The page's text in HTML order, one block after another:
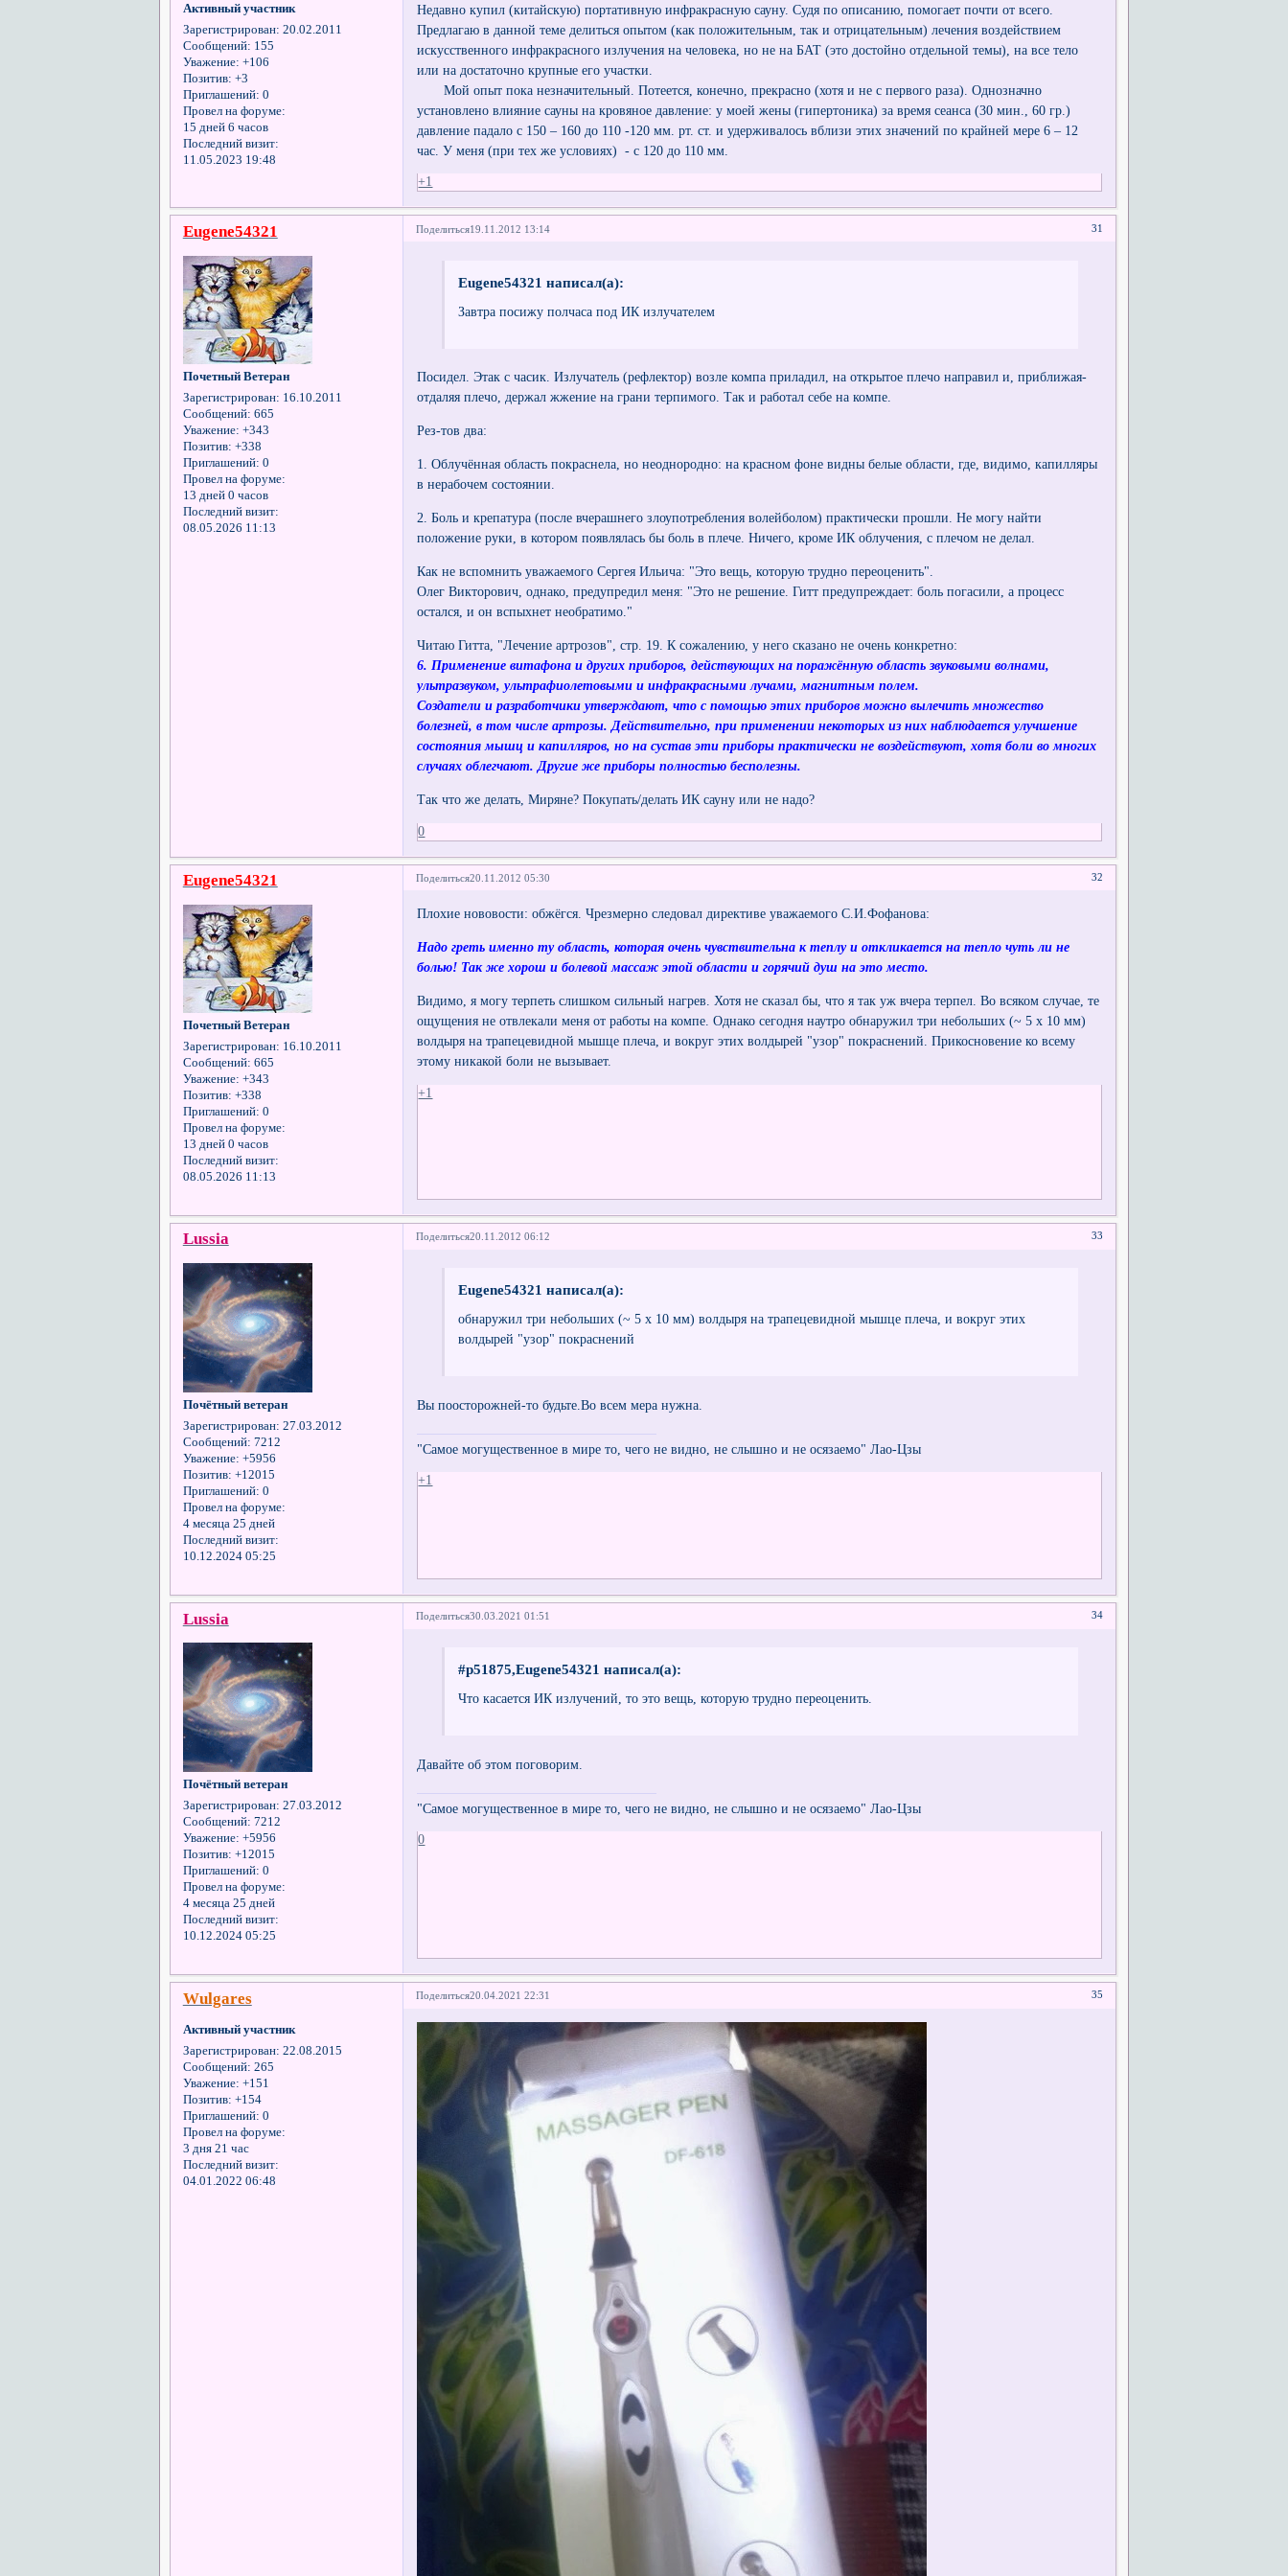
Активный участник
Зарегистрирован: 20.02.2011
Сообщений: 155
Уважение: +106
Позитив: +3
Приглашений: 0
Провел на форуме:
15 дней 6 часов
Последний визит:
11.05.2023 19:48
Недавно купил (китайскую) портативную инфракрасную сауну. Судя по описанию, помогает почти от всего.
Предлагаю в данной теме делиться опытом (как положительным, так и отрицательным) лечения воздействием
искусственного инфракрасного излучения на человека, но не на БАТ (это достойно отдельной темы), на все тело
или на достаточно крупные его участки.
Мой опыт пока незначительный. Потеется, конечно, прекрасно (хотя и не с первого раза). Однозначно
установлено влияние сауны на кровяное давление: у моей жены (гипертоника) за время сеанса (30 мин., 60 гр.)
давление падало с 150 – 160 до 110 -120 мм. рт. ст. и удерживалось вблизи этих значений по крайней мере 6 – 12
час. У меня (при тех же условиях) - с 120 до 110 мм.
+1
Поделиться 31
19.11.2012 13:14
Eugene54321
Почетный Ветеран
Зарегистрирован: 16.10.2011
Сообщений: 665
Уважение: +343
Позитив: +338
Приглашений: 0
Провел на форуме:
13 дней 0 часов
Последний визит:
08.05.2026 11:13
Eugene54321 написал(а):
Завтра посижу полчаса под ИК излучателем
Посидел. Этак с часик. Излучатель (рефлектор) возле компа приладил, на открытое плечо направил и, приближая-
отдаляя плечо, держал жжение на грани терпимого. Так и работал себе на компе.
Рез-тов два:
1. Облучённая область покраснела, но неоднородно: на красном фоне видны белые области, где, видимо, капилляры
в нерабочем состоянии.
2. Боль и крепатура (после вчерашнего злоупотребления волейболом) практически прошли. Не могу найти
положение руки, в котором появлялась бы боль в плече. Ничего, кроме ИК облучения, с плечом не делал.
Как не вспомнить уважаемого Сергея Ильича: "Это вещь, которую трудно переоценить".
Олег Викторович, однако, предупредил меня: "Это не решение. Гитт предупреждает: боль погасили, а процесс
остался, и он вспыхнет необратимо."
Читаю Гитта, "Лечение артрозов", стр. 19. К сожалению, у него сказано не очень конкретно:
6. Применение витафона и других приборов, действующих на поражённую область звуковыми волнами,
ультразвуком, ультрафиолетовыми и инфракрасными лучами, магнитным полем.
Создатели и разработчики утверждают, что с помощью этих приборов можно вылечить множество
болезней, в том числе артрозы. Действительно, при применении некоторых из них наблюдается улучшение
состояния мышц и капилляров, но на сустав эти приборы практически не воздействуют, хотя боли во многих
случаях облегчают. Другие же приборы полностью бесполезны.
Так что же делать, Миряне? Покупать/делать ИК сауну или не надо?
0
Поделиться 32
20.11.2012 05:30
Eugene54321
Почетный Ветеран
Зарегистрирован: 16.10.2011
Сообщений: 665
Уважение: +343
Позитив: +338
Приглашений: 0
Провел на форуме:
13 дней 0 часов
Последний визит:
08.05.2026 11:13
Плохие нововости: обжёгся. Чрезмерно следовал директиве уважаемого С.И.Фофанова:
Надо греть именно ту область, которая очень чувствительна к теплу и откликается на тепло чуть ли не
болью! Так же хорош и болевой массаж этой области и горячий душ на это место.
Видимо, я могу терпеть слишком сильный нагрев. Хотя не сказал бы, что я так уж вчера терпел. Во всяком случае, те
ощущения не отвлекали меня от работы на компе. Однако сегодня наутро обнаружил три небольших (~ 5 x 10 мм)
волдыря на трапецевидной мышце плеча, и вокруг этих волдырей "узор" покраснений. Прикосновение ко всему
этому никакой боли не вызывает.
+1
Поделиться 33
20.11.2012 06:12
Lussia
Почётный ветеран
Зарегистрирован: 27.03.2012
Сообщений: 7212
Уважение: +5956
Позитив: +12015
Приглашений: 0
Провел на форуме:
4 месяца 25 дней
Последний визит:
10.12.2024 05:25
Eugene54321 написал(а):
обнаружил три небольших (~ 5 x 10 мм) волдыря на трапецевидной мышце плеча, и вокруг этих
волдырей "узор" покраснений
Вы поосторожней-то будьте.Во всем мера нужна.
"Самое могущественное в мире то, чего не видно, не слышно и не осязаемо" Лао-Цзы
+1
Поделиться 34
30.03.2021 01:51
Lussia
Почётный ветеран
Зарегистрирован: 27.03.2012
Сообщений: 7212
Уважение: +5956
Позитив: +12015
Приглашений: 0
Провел на форуме:
4 месяца 25 дней
Последний визит:
10.12.2024 05:25
#p51875,Eugene54321 написал(а):
Что касается ИК излучений, то это вещь, которую трудно переоценить.
Давайте об этом поговорим.
"Самое могущественное в мире то, чего не видно, не слышно и не осязаемо" Лао-Цзы
0
Поделиться 35
20.04.2021 22:31
Wulgares
Активный участник
Зарегистрирован: 22.08.2015
Сообщений: 265
Уважение: +151
Позитив: +154
Приглашений: 0
Провел на форуме:
3 дня 21 час
Последний визит:
04.01.2022 06:48